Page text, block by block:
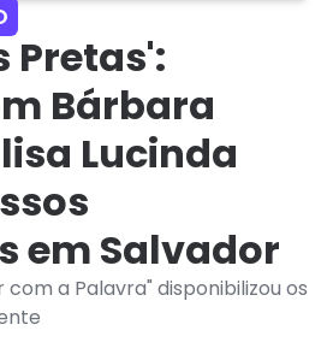
Pretas':
Bárbara
Lucinda
em Salvador
com a Palavra" disponibilizou os